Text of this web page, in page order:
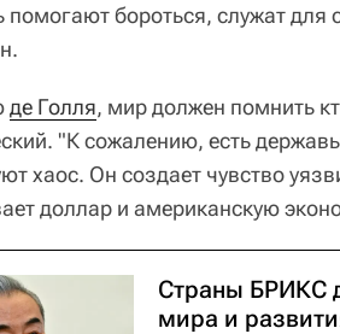
помогают бороться, служат
де Голля, мир должен помнить
"К сожалению, есть
хаос. Он создает чувство
доллар и американскую
Страны БРИКС
мира и